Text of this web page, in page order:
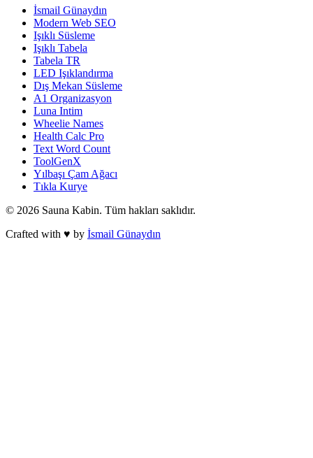
İsmail Günaydın
Modern Web SEO
Işıklı Süsleme
Işıklı Tabela
Tabela TR
LED Işıklandırma
Dış Mekan Süsleme
A1 Organizasyon
Luna Intim
Wheelie Names
Health Calc Pro
Text Word Count
ToolGenX
Yılbaşı Çam Ağacı
Tıkla Kurye
© 2026 Sauna Kabin. Tüm hakları saklıdır.
Crafted with ♥ by İsmail Günaydın